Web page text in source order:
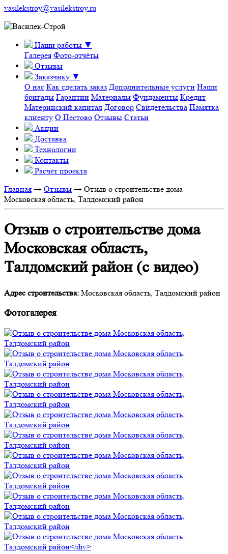
vasilekstroy@vasilekstroy.ru
Наши работы ▼
Галерея Фото-отчёты
Отзывы
Заказчику ▼
О нас Как сделать заказ Дополнительные услуги Наши
бригады Гарантии Материалы Фундаменты Кредит
Материнский капитал Договор Свидетельства Памятка
клиенту О Пестово Отзывы Статьи
Акции
Доставка
Технологии
Контакты
Расчёт проекта
Главная → Отзывы → Отзыв о строительстве дома
Московская область, Талдомский район
Отзыв о строительстве дома
Московская область,
Талдомский район (с видео)
Адрес строительства: Московская область, Талдомский район
Фотогалерея